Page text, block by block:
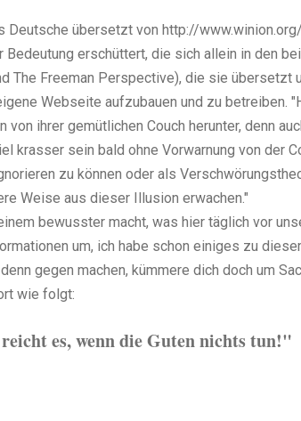
Deutsche übersetzt von http://www.winion.org/
Bedeutung erschüttert, die sich allein in den
The Freeman Perspective), die sie übersetzt
Webseite aufzubauen und zu betreiben.
ihrer gemütlichen Couch herunter, denn
krasser sein bald ohne Vorwarnung von der
zu können oder als
Weise aus dieser Illusion erwachen."
bewusster macht, was hier täglich vor
um, ich habe schon einiges zu
gegen machen, kümmere dich doch um
wie folgt:
es, wenn die Guten nichts tun!"